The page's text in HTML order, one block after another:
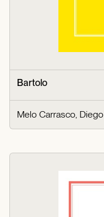
Bartolo
Melo Carrasco, Diego